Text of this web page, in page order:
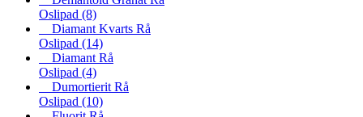
Oslipad (8)
Diamant Kvarts Rå
Oslipad (14)
Diamant Rå
Oslipad (4)
Dumortierit Rå
Oslipad (10)